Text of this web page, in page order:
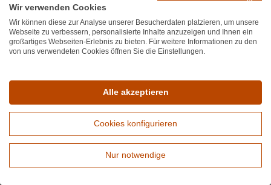
Informationen
FAQ Erweiterte Suche
Wir verwenden Cookies
Wir können diese zur Analyse unserer Besucherdaten platzieren, um unsere
Webseite zu verbessern, personalisierte Inhalte anzuzeigen und Ihnen ein
großartiges Webseiten-Erlebnis zu bieten. Für weitere Informationen zu den
von uns verwendeten Cookies öffnen Sie die Einstellungen.
Alle akzeptieren
Cookies konfigurieren
Nur notwendige